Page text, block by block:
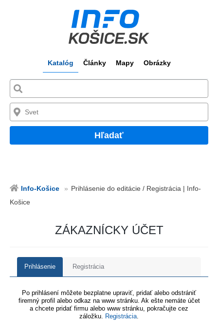
Katalóg Články Mapy Obrázky
Hľadať
Info-Košice
Prihlásenie do editácie / Registrácia | Info-
Košice
ZÁKAZNÍCKY ÚČET
Prihlásenie Registrácia
Po prihlásení môžete bezplatne upraviť, pridať alebo odstrániť
firemný profil alebo odkaz na www stránku. Ak ešte nemáte účet
a chcete pridať firmu alebo www stránku, pokračujte cez
záložku. Registrácia.